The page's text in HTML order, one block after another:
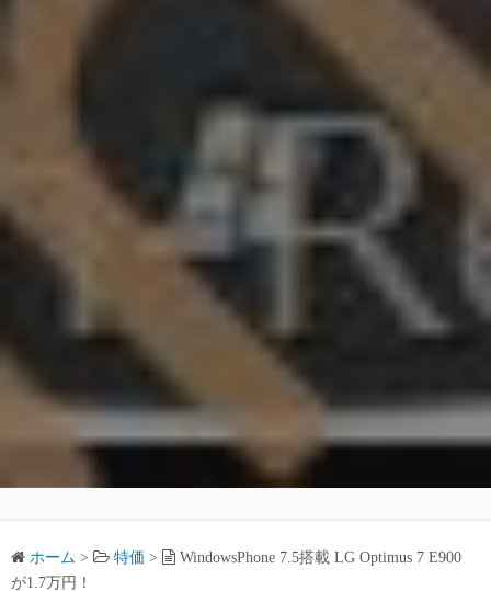
ホーム > 特価 >
WindowsPhone 7.5搭載 LG Optimus 7 E900
が1.7万円！